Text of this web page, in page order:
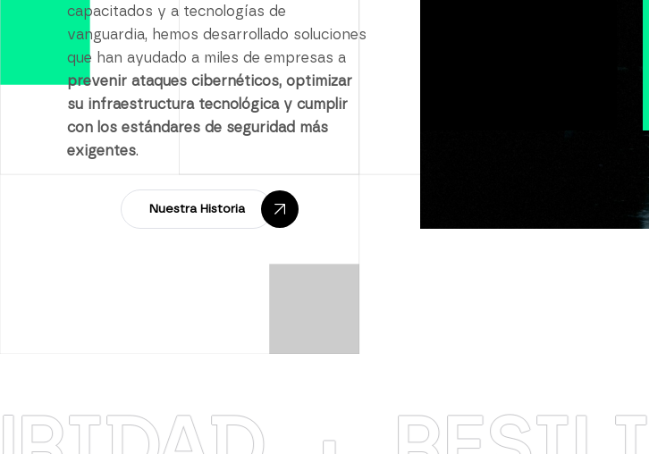
capacitados y a tecnologías de
vanguardia, hemos desarrollado soluciones
que han ayudado a miles de empresas a
prevenir ataques cibernéticos, optimizar
su infraestructura tecnológica y cumplir
con los estándares de seguridad más
exigentes.
Nuestra Historia